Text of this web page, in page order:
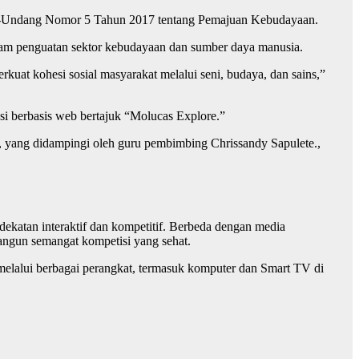
Nomor 5 Tahun 2017 tentang Pemajuan Kebudayaan.
sektor kebudayaan dan sumber daya manusia.
kohesi sosial masyarakat melalui seni, budaya, dan sains,”
berbasis web bertajuk “Molucas Explore.”
didampingi oleh guru pembimbing Chrissandy Sapulete.,
interaktif dan kompetitif. Berbeda dengan media
semangat kompetisi yang sehat.
berbagai perangkat, termasuk komputer dan Smart TV di